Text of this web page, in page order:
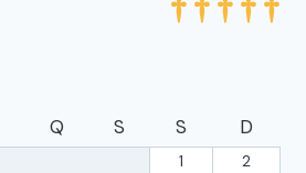
Q S S D
1
2